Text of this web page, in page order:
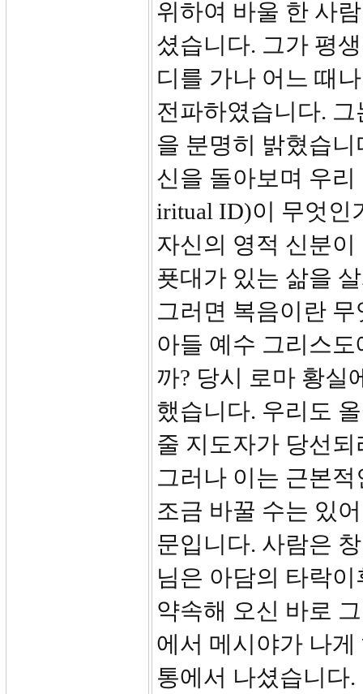
위하여 바울 한 사
셨습니다. 그가 평
디를 가나 어느 때
전파하였습니다.
을 분명히 밝혔습
신을 돌아보며 우
iritual ID)이 무엇인
자신의 영적 신분
푯대가 있는 삶을
그러면 복음이란
아들 예수 그리스
까? 당시 로마 황실
했습니다. 우리도
줄 지도자가 당선
그러나 이는 근본
조금 바꿀 수는 있
문입니다. 사람은
님은 아담의 타락
약속해 오신 바로
에서 메시야가 나
통에서 나셨습니다